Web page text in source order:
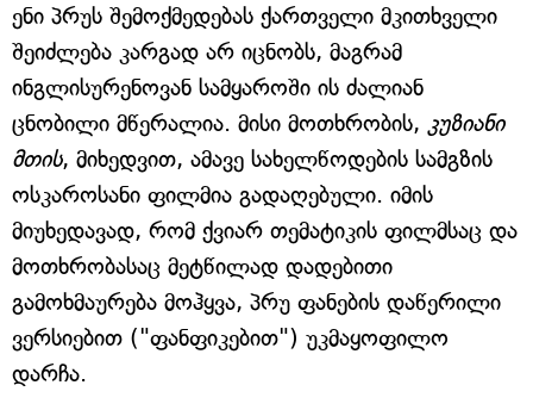
ენი პრუს შემოქმედებას ქართველი მკითხველი
შეიძლება კარგად არ იცნობს, მაგრამ
ინგლისურენოვან სამყაროში ის ძალიან
ცნობილი მწერალია. მისი მოთხრობის, კუზიანი
მთის, მიხედვით, ამავე სახელწოდების სამგზის
ოსკაროსანი ფილმია გადაღებული. იმის
მიუხედავად, რომ ქვიარ თემატიკის ფილმსაც და
მოთხრობასაც მეტწილად დადებითი
გამოხმაურება მოჰყვა, პრუ ფანების დაწერილი
ვერსიებით ("ფანფიკებით") უკმაყოფილო
დარჩა.